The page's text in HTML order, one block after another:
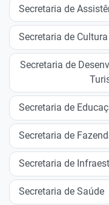
Secretaria de
Secretaria de Cultura
Secretaria de
Secretaria de
Secretaria de
Secretaria de
Secretaria de Saúde